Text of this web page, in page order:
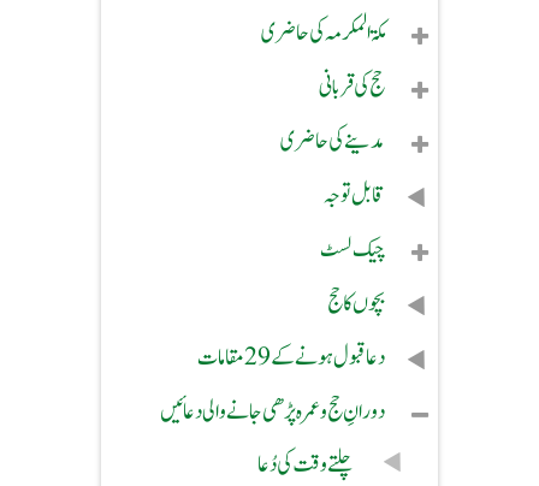
مکۃ المکرمہ کی حاضری
حج کی قربانی
مدینے کی حاضری
قابل توجہ
چیک لسٹ
بچوں کا حج
دعا قبول ہونے کے 29 مقامات
دورانِ حج و عمرہ پڑھی جانے والی دعائیں
چلتے وقت کی دُعا